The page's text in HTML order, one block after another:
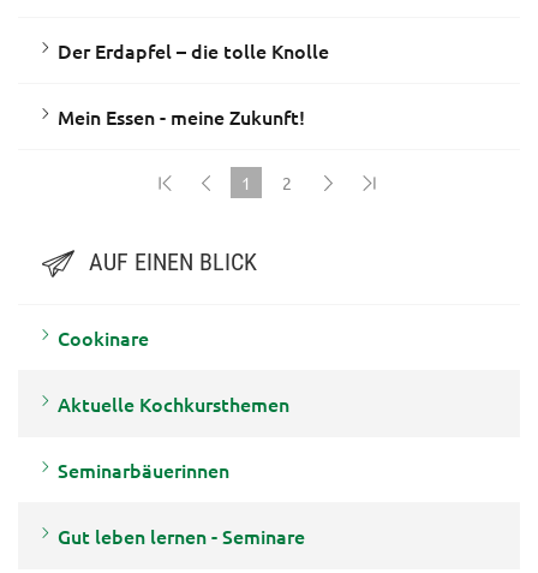
Der Erdapfel – die tolle Knolle
Mein Essen - meine Zukunft!
1
2
AUF EINEN BLICK
Cookinare
Aktuelle Kochkursthemen
Seminarbäuerinnen
Gut leben lernen - Seminare